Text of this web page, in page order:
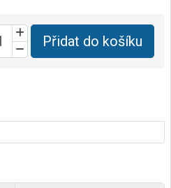
Přidat do košíku